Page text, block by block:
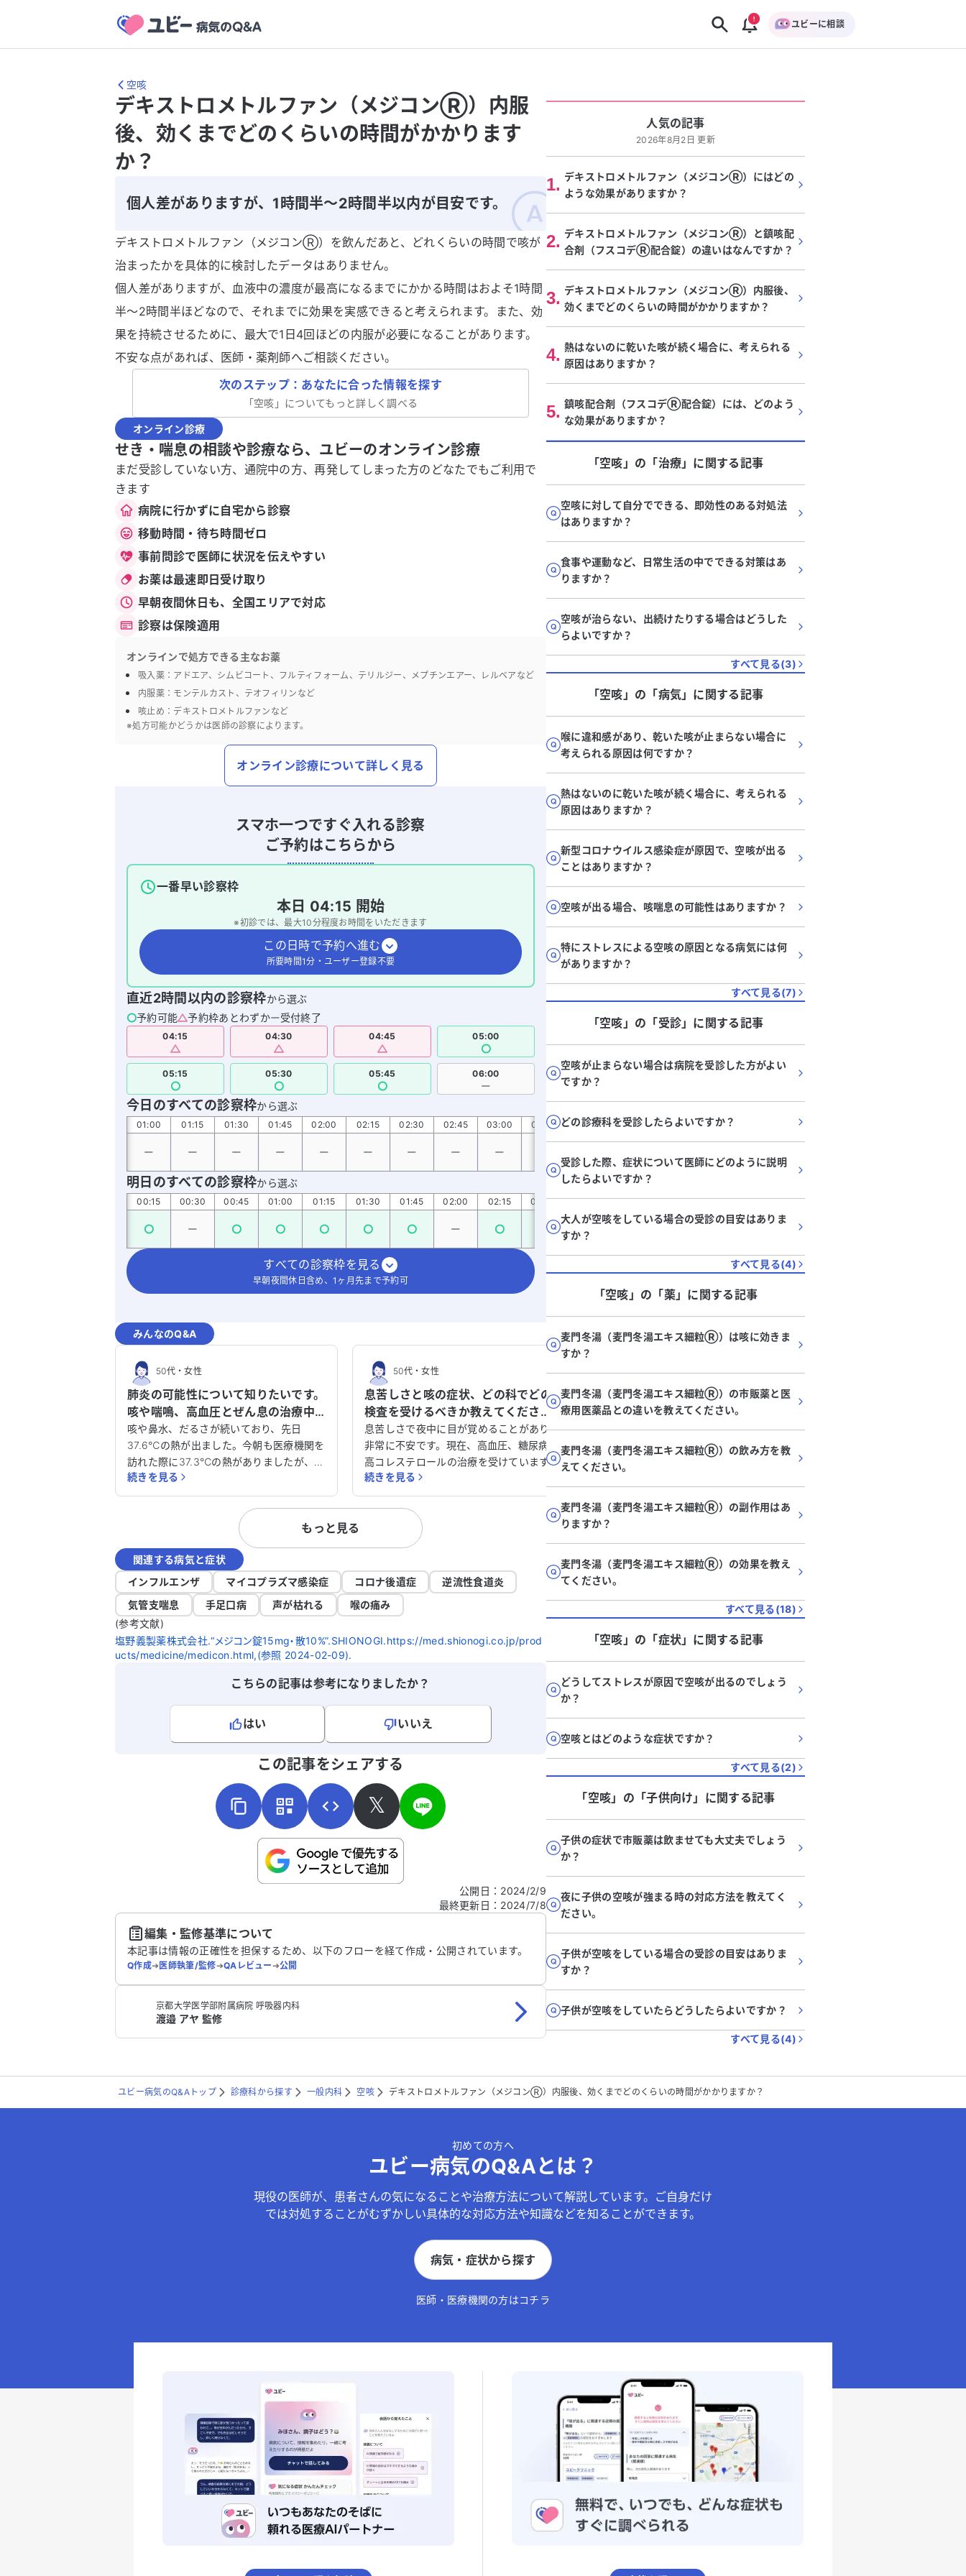
ユビーに相談
空咳
デキストロメトルファン（メジコンⓇ）内服
後、効くまでどのくらいの時間がかかります
か？
個人差がありますが、1時間半～2時間半以内が目安です。
デキストロメトルファン（メジコンⓇ）を飲んだあと、どれくらいの時間で咳が
治まったかを具体的に検討したデータはありません。
個人差がありますが、血液中の濃度が最高になるまでにかかる時間はおよそ1時間
半～2時間半ほどなので、それまでに効果を実感できると考えられます。また、効
果を持続させるために、最大で1日4回ほどの内服が必要になることがあります。
不安な点があれば、医師・薬剤師へご相談ください。
次のステップ：あなたに合った情報を探す
「空咳 」についてもっと詳しく調べる
オンライン診療
せき・喘息の相談や診療なら、ユビーのオンライン診療
まだ受診していない方、通院中の方、再発してしまった方のどなたでもご利用で
きます
病院に行かずに自宅から診察
移動時間・待ち時間ゼロ
事前問診で医師に状況を伝えやすい
お薬は最速即日受け取り
早朝夜間休日も、全国エリアで対応
診察は保険適用
オンラインで処方できる主なお薬
吸入薬：アドエア、シムビコート、フルティフォーム、テリルジー、メプチンエアー、レルベアなど
内服薬：モンテルカスト、テオフィリンなど
咳止め：デキストロメトルファンなど
※処方可能かどうかは医師の診察によります。
オンライン診療について詳しく見る
スマホ一つですぐ入れる診察
ご予約はこちらから
一番早い診察枠
本日 04:15 開始
※初診では、最大10分程度お時間をいただきます
この日時で予約へ進む
所要時間1分・ユーザー登録不要
直近2時間以内の診察枠から選ぶ
予約可能
予約枠あとわずか 受付終了
04:15 04:30 04:45 05:00
05:15 05:30 05:45 06:00
今日のすべての診察枠から選ぶ
01:00 01:15 01:30 01:45 02:00 02:15 02:30 02:45 03:00 03:15 03:30 03:45 04:00 04:15 04:45
明日のすべての診察枠から選ぶ
00:15 00:30 00:45 01:00 01:15 01:30 01:45 02:00 02:15 02:30 02:45 03:00 03:15 03:30 03:45 04:00
すべての診察枠を見る
早朝夜間休日含め、1ヶ月先まで予約可
みんなのQ&A
50代・女性
肺炎の可能性について知りたいです。
咳や喘鳴、高血圧とぜん息の治療中
です。
咳や鼻水、だるさが続いており、先日
37.6℃の熱が出ました。今朝も医療機関を
訪れた際に37.3℃の熱がありましたが、現
在は36.9℃に下がっています。横になる
とゼイゼイとした喘鳴があり、息苦しさも
を受けていますが、これらの症状が肺炎の
可能性があるのか心配です。どのように対
処すれば良いのか、アドバイスをいただけ
ると助かります。肺炎の可能性についても
確認したいです。どうかよろしくお願いい
たします。
続きを見る
50代・女性
息苦しさと咳の症状、どの科でどの
検査を受けるべきか教えてくださ
い。
息苦しさで夜中に目が覚めることがあり、
非常に不安です。現在、高血圧、糖尿病、
高コレステロールの治療を受けています。
数か月前に海外から帰国した際に感染症に
かかり、その後、咳や喉の痛みが続いてい
ます。息を吐くときに小さな音がすること
もあり、風邪と診断されて薬を処方されま
したが、症状は改善されていません。 現
き、痰が絡むことがあります。喉の痛みや
しゃがれ声も治らず、夜中に息苦しさを感
じることが増えています。酸素濃度は96〜
候群の可能性があり、ドライアイやドライ
マウスの症状があります。内科では咳や喉
の痛みを和らげる薬を処方されています
が、精密検査や血液検査の案内はありませ
ん。重篤化する前に原因を知りたいです。
どの科を受診し、どのような検査や治療を
受けるべきか、アドバイスをいただけると
助かります。
続きを見る
50代・女性
コロナ後の咳と肺門部リンパ節腫
大、外科生検の必要性について教え
てください。
コロナに感染してから約3週間後に咳が始
まり、半年ほど続いています。最近では乾
いた咳がひどくなってきましたが、寝てい
での検査を受けましたが、検査中に動いて
しまい、検体がうまく取れなかったとのこ
とです。映像では赤みを帯びたプチプチの
ような表面が見られました。 現在、外科
生検を勧められていますが、素人考えでは
いか試してみても良いのではないかと考え
め、どのように対処すれば良いのか、アド
バイスをいただけると助かります。症状が
良くならず、悪化しているようで心配で
もっと見る
関連する病気と症状
インフルエンザ
マイコプラズマ感染症 コロナ後遺症
逆流性食道炎
気管支喘息
手足口病 声が枯れる
喉の痛み
(参考文献)
塩野義製薬株式会社.“メジコン錠15mg・散10%”.SHIONOGI.https://med.shionogi.co.jp/prod
ucts/medicine/medicon.html,(参照 2024-02-09).
こちらの記事は参考になりましたか？
はい
いいえ
こちらは送信専用のフォームです。氏名やご自身の病気の詳細などの個人情報は入れないでくだ
この記事をシェアする
𝕏
公開日 ： 2024/2/9
最終更新日 ： 2024/7/8
編集・監修基準について
本記事は情報の正確性を担保するため、以下のフローを経て作成・公開されています。
Q作成➔医師執筆/監修➔QAレビュー➔公開
京都大学医学部附属病院 呼吸器内科
渡邉 アヤ 監修
人気の記事
2026年8月2日 更新
1. デキストロメトルファン（メジコンⓇ）にはどの
ような効果がありますか？
2. デキストロメトルファン（メジコンⓇ）と鎮咳配
合剤（フスコデⓇ配合錠）の違いはなんですか？
3. デキストロメトルファン（メジコンⓇ）内服後、
効くまでどのくらいの時間がかかりますか？
4. 熱はないのに乾いた咳が続く場合に、考えられる
原因はありますか？
5. 鎮咳配合剤（フスコデⓇ配合錠）には、どのよう
な効果がありますか？
「空咳」 の「治療」に関する記事
空咳に対して自分でできる、即効性のある対処法
はありますか？
食事や運動など、日常生活の中でできる対策はあ
りますか？
空咳が治らない、出続けたりする場合はどうした
らよいですか？
すべて見る(3)
「空咳」 の「病気」に関する記事
喉に違和感があり、乾いた咳が止まらない場合に
考えられる原因は何ですか？
熱はないのに乾いた咳が続く場合に、考えられる
原因はありますか？
新型コロナウイルス感染症が原因で、空咳が出る
ことはありますか？
空咳が出る場合、咳喘息の可能性はありますか？
特にストレスによる空咳の原因となる病気には何
がありますか？
すべて見る(7)
「空咳」 の「受診」に関する記事
空咳が止まらない場合は病院を受診した方がよい
ですか？
どの診療科を受診したらよいですか？
受診した際、症状について医師にどのように説明
したらよいですか？
大人が空咳をしている場合の受診の目安はありま
すか？
すべて見る(4)
「空咳」 の「薬」に関する記事
麦門冬湯（麦門冬湯エキス細粒Ⓡ️）は咳に効きま
すか？
麦門冬湯（麦門冬湯エキス細粒Ⓡ️）の市販薬と医
療用医薬品との違いを教えてください。
麦門冬湯（麦門冬湯エキス細粒Ⓡ️）の飲み方を教
えてください。
麦門冬湯（麦門冬湯エキス細粒Ⓡ️）の副作用はあ
りますか？
麦門冬湯（麦門冬湯エキス細粒Ⓡ️）の効果を教え
てください。
すべて見る(18)
「空咳」 の「症状」に関する記事
どうしてストレスが原因で空咳が出るのでしょう
か？
空咳とはどのような症状ですか？
すべて見る(2)
「空咳」 の「子供向け 」に関する記事
子供の症状で市販薬は飲ませても大丈夫でしょう
か？
夜に子供の空咳が強まる時の対応方法を教えてく
ださい。
子供が空咳をしている場合の受診の目安はありま
すか？
子供が空咳をしていたらどうしたらよいですか？
すべて見る(4)
ユビー病気のQ&Aトップ 診療科から探す 一般内科 空咳 デキストロメトルファン（メジコンⓇ）内服後、効くまでどのくらいの時間がかかりますか？
初めての方へ
ユビー病気のQ&Aとは？
現役の医師が、患者さんの気になることや治療方法について解説しています。ご自身だけ
では対処することがむずかしい具体的な対応方法や知識などを知ることができます。
病気・症状から探す
医師・医療機関の方はコチラ